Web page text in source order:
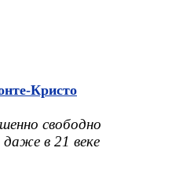
Кристо
свободно
в 21 веке